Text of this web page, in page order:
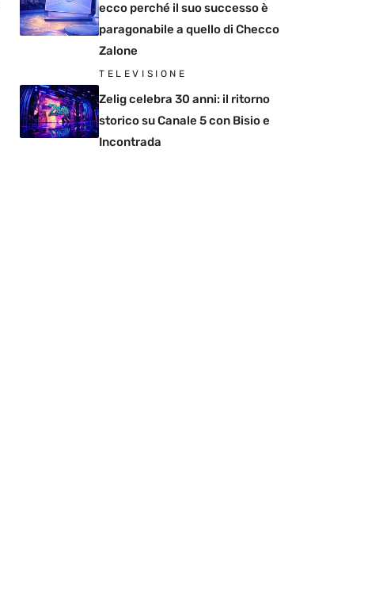
ecco perché il suo successo è
paragonabile a quello di Checco
Zalone
TELEVISIONE
Zelig celebra 30 anni: il ritorno
storico su Canale 5 con Bisio e
Incontrada